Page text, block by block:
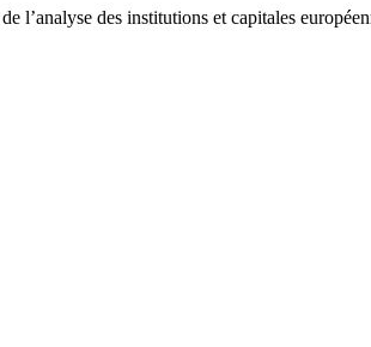
l’analyse des institutions et capitales